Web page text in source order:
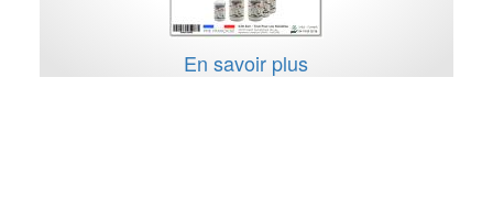
En savoir plus